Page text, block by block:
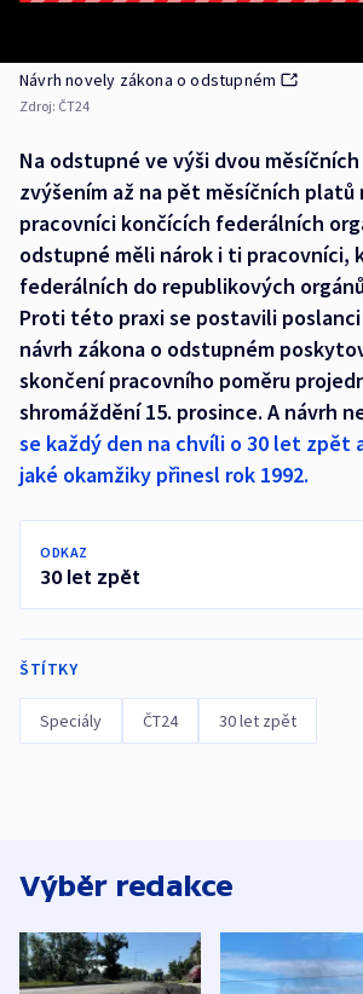
Návrh novely zákona o odstupném
Zdroj: ČT24
Na odstupné ve výši dvou
zvýšením až na pět měsíčních platů
pracovníci končících federálních
odstupné měli nárok i ti pracovníci,
federálních do republikových
Proti této praxi se postavili poslanci
návrh zákona o odstupném
skončení pracovního poměru
shromáždění 15. prosince. A návrh
se každý den na chvíli o 30 let zpět
jaké okamžiky přinesl rok 1992.
ODKAZ
30 let zpět
ŠTÍTKY
Speciály ČT24 30 let zpět
Výběr redakce